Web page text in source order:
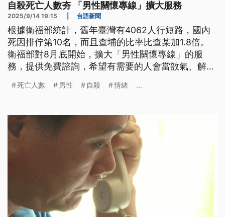
自殺死亡人數夯 「男性關懷專線」擴大服務
2025/9/14 19:15 台語新聞
根據衛福部統計，舊年臺灣有4062人行短路，國內
死因排佇第10名，而且查埔的比率比查某加1.8倍。
衛福部對8月底開始，擴大「男性關懷專線」的服
務，提供免費諮詢，希望有需要的人會當敨氣、解
死亡人數 男性 自殺 情緒 ...